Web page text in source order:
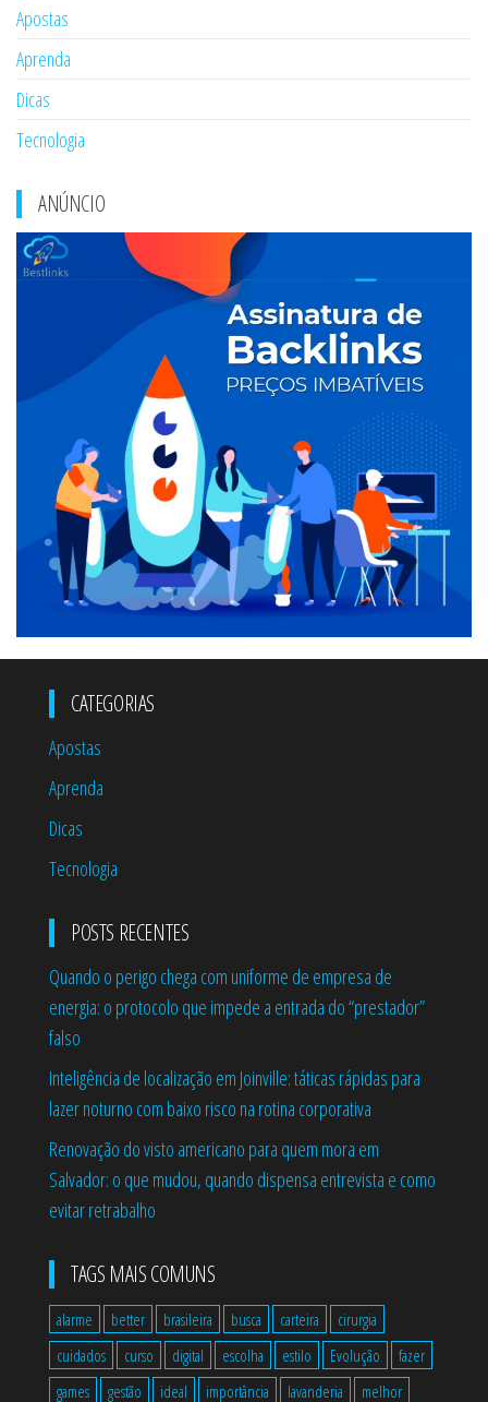
Apostas
Aprenda
Dicas
Tecnologia
ANÚNCIO
CATEGORIAS
Apostas
Aprenda
Dicas
Tecnologia
POSTS RECENTES
Quando o perigo chega com uniforme de empresa de
energia: o protocolo que impede a entrada do “prestador”
falso
Inteligência de localização em Joinville: táticas rápidas para
lazer noturno com baixo risco na rotina corporativa
Renovação do visto americano para quem mora em
Salvador: o que mudou, quando dispensa entrevista e como
evitar retrabalho
TAGS MAIS COMUNS
alarme better brasileira busca carteira
cirurgia
cuidados
curso digital escolha estilo Evolução
fazer
games
gestão ideal importância lavanderia melhor